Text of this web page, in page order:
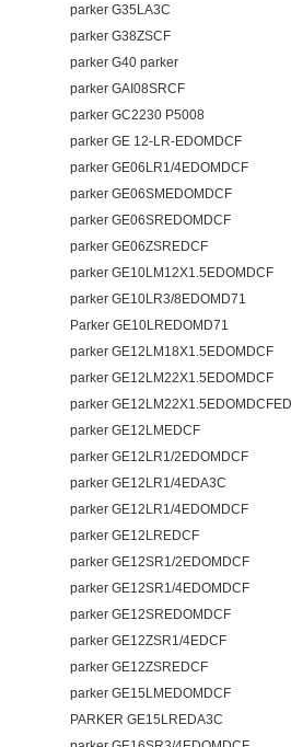
parker G35LA3C
parker G38ZSCF
parker G40 parker
parker GAI08SRCF
parker GC2230 P5008
parker GE 12-LR-EDOMDCF
parker GE06LR1/4EDOMDCF
parker GE06SMEDOMDCF
parker GE06SREDOMDCF
parker GE06ZSREDCF
parker GE10LM12X1.5EDOMDCF
parker GE10LR3/8EDOMD71
Parker GE10LREDOMD71
parker GE12LM18X1.5EDOMDCF
parker GE12LM22X1.5EDOMDCF
parker
parker GE12LMEDCF
parker GE12LR1/2EDOMDCF
parker GE12LR1/4EDA3C
parker GE12LR1/4EDOMDCF
parker GE12LREDCF
parker GE12SR1/2EDOMDCF
parker GE12SR1/4EDOMDCF
parker GE12SREDOMDCF
parker GE12ZSR1/4EDCF
parker GE12ZSREDCF
parker GE15LMEDOMDCF
PARKER GE15LREDA3C